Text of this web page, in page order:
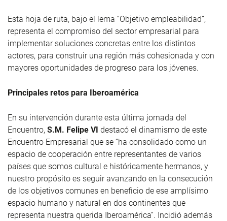
Esta hoja de ruta, bajo el lema “Objetivo empleabilidad”,
representa el compromiso del sector empresarial para
implementar soluciones concretas entre los distintos
actores, para construir una región más cohesionada y con
mayores oportunidades de progreso para los jóvenes.
Principales retos para Iberoamérica
En su intervención durante esta última jornada del
Encuentro, S.M. Felipe VI destacó el dinamismo de este
Encuentro Empresarial que se “ha consolidado como un
espacio de cooperación entre representantes de varios
países que somos cultural e históricamente hermanos, y
nuestro propósito es seguir avanzando en la consecución
de los objetivos comunes en beneficio de ese amplísimo
espacio humano y natural en dos continentes que
representa nuestra querida Iberoamérica”. Incidió además